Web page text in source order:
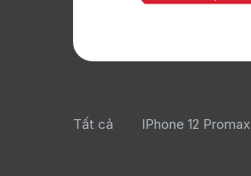
Tất cả IPhone 12 Promax